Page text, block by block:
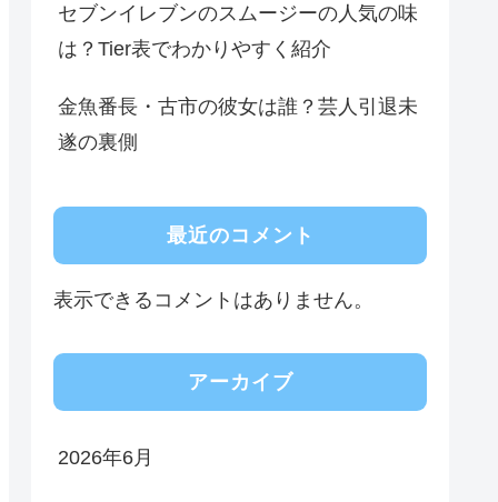
セブンイレブンのスムージーの人気の味
は？Tier表でわかりやすく紹介
金魚番長・古市の彼女は誰？芸人引退未
遂の裏側
最近のコメント
表示できるコメントはありません。
アーカイブ
2026年6月